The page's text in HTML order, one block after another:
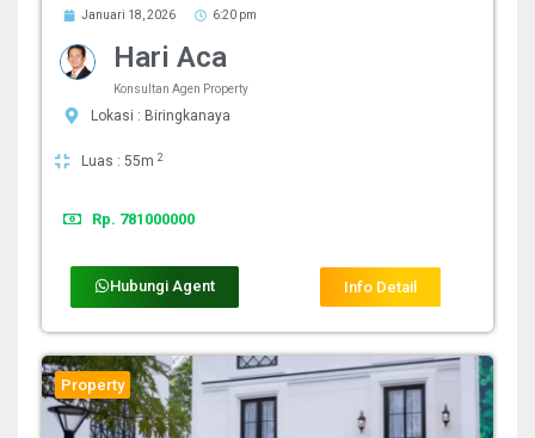
Januari 18, 2026 6:20 pm
Hari Aca
Konsultan Agen Property
Lokasi : Biringkanaya
Luas : 55m 2
Rp. 781000000
Hubungi Agent Info Detail
Property